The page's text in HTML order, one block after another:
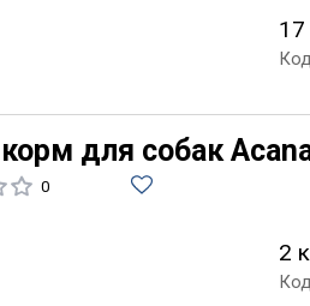
17
для собак
0
2